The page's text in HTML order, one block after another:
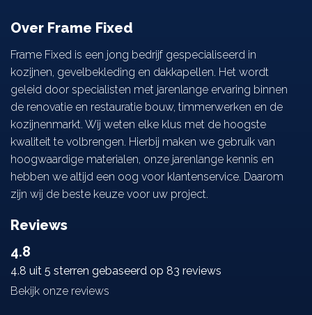
Contact
Over Frame Fixed
Frame Fixed is een jong bedrijf gespecialiseerd in
kozijnen, gevelbekleding en dakkapellen. Het wordt
geleid door specialisten met jarenlange ervaring binnen
de renovatie en restauratie bouw, timmerwerken en de
kozijnenmarkt. Wij weten elke klus met de hoogste
kwaliteit te volbrengen. Hierbij maken we gebruik van
hoogwaardige materialen, onze jarenlange kennis en
hebben we altijd een oog voor klantenservice. Daarom
zijn wij de beste keuze voor uw project.
Reviews
4.8
4.8 uit 5 sterren gebaseerd op 83 reviews
Bekijk onze reviews